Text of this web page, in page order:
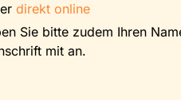
direkt online
Sie bitte zudem Ihren
mit an.